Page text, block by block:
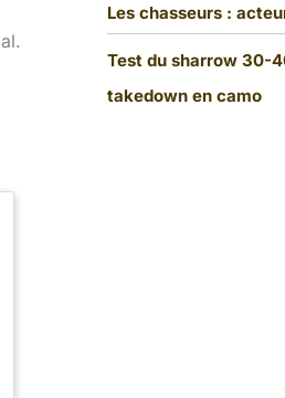
Les chasseurs :
Test du sharrow 30-
takedown en camo